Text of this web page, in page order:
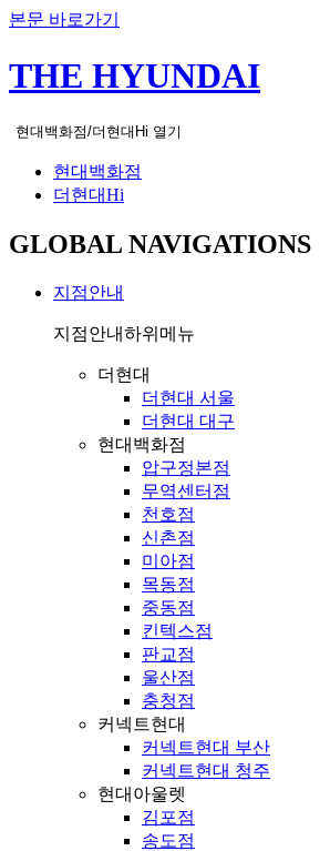
본문 바로가기
THE HYUNDAI
현대백화점/더현대Hi 열기
현대백화점
더현대Hi
GLOBAL NAVIGATIONS
지점안내
지점안내하위메뉴
더현대
더현대 서울
더현대 대구
현대백화점
압구정본점
무역센터점
천호점
신촌점
미아점
목동점
중동점
킨텍스점
판교점
울산점
충청점
커넥트현대
커넥트현대 부산
커넥트현대 청주
현대아울렛
김포점
송도점